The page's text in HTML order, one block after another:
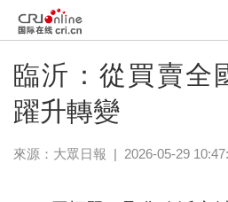
臨沂：從買賣全
躍升轉變
來源： 大眾日報 | 2026-05-29